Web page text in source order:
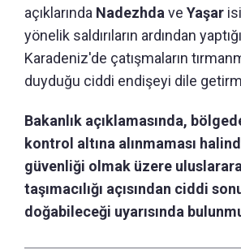
açıklarında Nadezhda ve Yaşar
yönelik saldırıların ardından
Karadeniz'de çatışmaların
duyduğu ciddi endişeyi dile
Bakanlık açıklamasında,
kontrol altına alınmaması
güvenliği olmak üzere
taşımacılığı açısından ciddi
doğabileceği uyarısında